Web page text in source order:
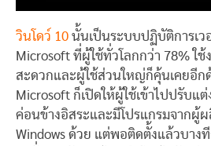
วินโดว์ 10 นั้นเป็นระบบปฏิบัติการเว
Microsoft ที่ผู้ใช้ทั่วโลกกว่า 78% ใช้
สะดวกและผู้ใช้ส่วนใหญ่ก็คุ้นเคยอีก
Microsoft ก็เปิดให้ผู้ใช้เข้าไปปรับแ
ค่อนข้างอิสระและมีโปรแกรมจากผู้ผ
Windows ด้วย แต่พอติดตั้งแล้วบาง